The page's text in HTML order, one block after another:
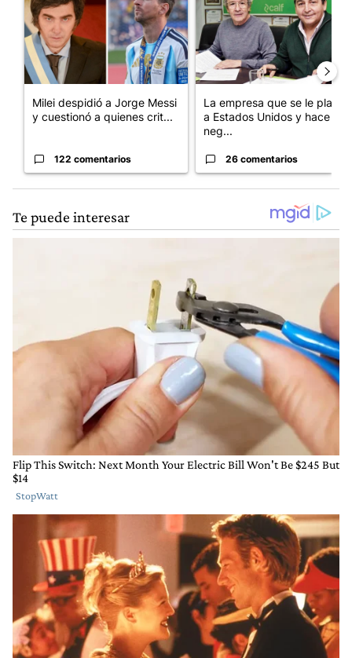
Milei despidió a Jorge Messi
y cuestionó a quienes crit...
122 comentarios
La empresa que se le plantó
a Estados Unidos y hace
neg...
26 comentarios